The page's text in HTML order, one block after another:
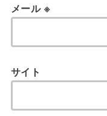
メール ※
サイト